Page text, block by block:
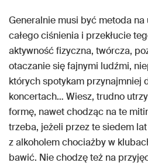
Generalnie musi być metoda
całego ciśnienia i przekłucie
aktywność fizyczna, twórcza,
otaczanie się fajnymi ludźmi,
których spotykam przynajmniej
koncertach… Wiesz, trudno
formę, nawet chodząc na te
trzeba, jeżeli przez te siedem
z alkoholem chociażby w
bawić. Nie chodzę też na